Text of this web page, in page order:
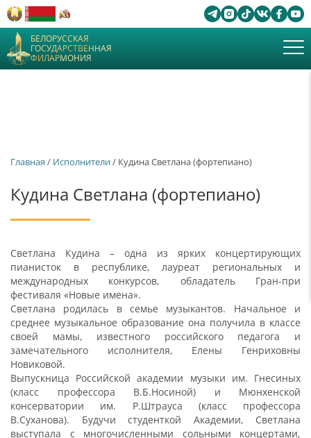
БЕЛОРУССКАЯ
ГОСУДАРСТВЕННАЯ
ФИЛАРМОНИЯ
Главная / Исполнители/ Кудина Светлана (фортепиано)
Кудина Светлана (фортепиано)
Светлана Кудина – одна из ярких концертирующих
пианисток в республике, лауреат региональных и
международных конкурсов, обладатель Гран-при
фестиваля «Новые имена».
Светлана родилась в семье музыкантов. Начальное и
среднее музыкальное образование она получила в классе
своей мамы, известного российского педагога и
замечательного исполнителя, Елены Генриховны
Новиковой.
Выпускница Российской академии музыки им. Гнесиных
(класс профессора В.Б.Носиной) и Мюнхенской
консерватории им. Р.Штрауса (класс профессора
В.Суханова). Будучи студенткой Академии, Светлана
выступала с многочисленными сольными концертами,